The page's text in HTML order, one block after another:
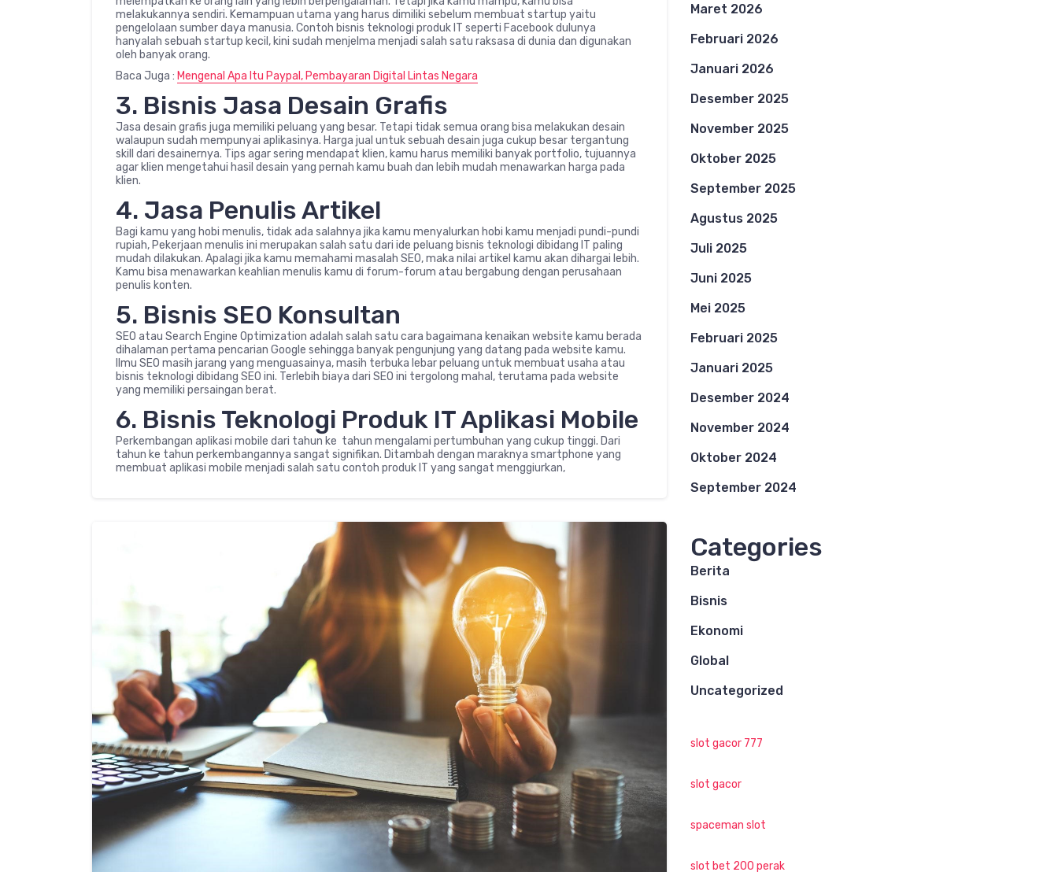
melakukannya sendiri. Kemampuan utama yang harus dimiliki sebelum membuat startup yaitu
pengelolaan sumber daya manusia. Contoh bisnis teknologi produk IT seperti Facebook dulunya
hanyalah sebuah startup kecil, kini sudah menjelma menjadi salah satu raksasa di dunia dan digunakan
oleh banyak orang.
Baca Juga : Mengenal Apa Itu Paypal, Pembayaran Digital Lintas Negara
3. Bisnis Jasa Desain Grafis
Jasa desain grafis juga memiliki peluang yang besar. Tetapi tidak semua orang bisa melakukan desain
walaupun sudah mempunyai aplikasinya. Harga jual untuk sebuah desain juga cukup besar tergantung
skill dari desainernya. Tips agar sering mendapat klien, kamu harus memiliki banyak portfolio, tujuannya
agar klien mengetahui hasil desain yang pernah kamu buah dan lebih mudah menawarkan harga pada
klien.
4. Jasa Penulis Artikel
Bagi kamu yang hobi menulis, tidak ada salahnya jika kamu menyalurkan hobi kamu menjadi pundi-pundi
rupiah, Pekerjaan menulis ini merupakan salah satu dari ide peluang bisnis teknologi dibidang IT paling
mudah dilakukan. Apalagi jika kamu memahami masalah SEO, maka nilai artikel kamu akan dihargai lebih.
Kamu bisa menawarkan keahlian menulis kamu di forum-forum atau bergabung dengan perusahaan
penulis konten.
5. Bisnis SEO Konsultan
SEO atau Search Engine Optimization adalah salah satu cara bagaimana kenaikan website kamu berada
dihalaman pertama pencarian Google sehingga banyak pengunjung yang datang pada website kamu.
Ilmu SEO masih jarang yang menguasainya, masih terbuka lebar peluang untuk membuat usaha atau
bisnis teknologi dibidang SEO ini. Terlebih biaya dari SEO ini tergolong mahal, terutama pada website
yang memiliki persaingan berat.
6. Bisnis Teknologi Produk IT Aplikasi Mobile
Perkembangan aplikasi mobile dari tahun ke tahun mengalami pertumbuhan yang cukup tinggi. Dari
tahun ke tahun perkembangannya sangat signifikan. Ditambah dengan maraknya smartphone yang
membuat aplikasi mobile menjadi salah satu contoh produk IT yang sangat menggiurkan,
Maret 2026
Februari 2026
Januari 2026
Desember 2025
November 2025
Oktober 2025
September 2025
Agustus 2025
Juli 2025
Juni 2025
Mei 2025
Februari 2025
Januari 2025
Desember 2024
November 2024
Oktober 2024
September 2024
Categories
Berita
Bisnis
Ekonomi
Global
Uncategorized
slot gacor 777
slot gacor
spaceman slot
slot bet 200 perak